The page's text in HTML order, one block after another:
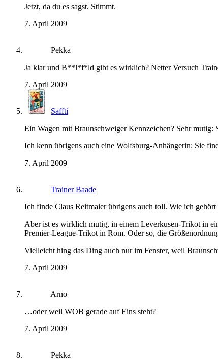
Jetzt, da du es sagst. Stimmt.
7. April 2009
Pekka
Ja klar und B**l*f*ld gibt es wirklich? Netter Versuch
7. April 2009
Saffti
Ein Wagen mit Braunschweiger Kennzeichen? Sehr
Ich kenn übrigens auch eine Wolfsburg-Anhängerin: Sie
7. April 2009
Trainer Baade
Ich finde Claus Reitmaier übrigens auch toll. Wie ich
Aber ist es wirklich mutig, in einem Leverkusen-Trikot in
Premier-League-Trikot in Rom. Oder so, die
Vielleicht hing das Ding auch nur im Fenster, weil
7. April 2009
Arno
…oder weil WOB gerade auf Eins steht?
7. April 2009
Pekka